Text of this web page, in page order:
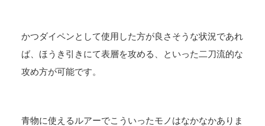
かつダイペンとして使用した方が良さそうな状況であれ
ば、ほうき引きにて表層を攻める、といった二刀流的な
攻め方が可能です。
青物に使えるルアーでこういったモノはなかなかありま